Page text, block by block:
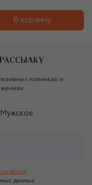
В корзину
новинках и
Мужское
данных